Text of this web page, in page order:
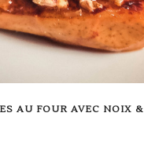
AU FOUR AVEC NOIX